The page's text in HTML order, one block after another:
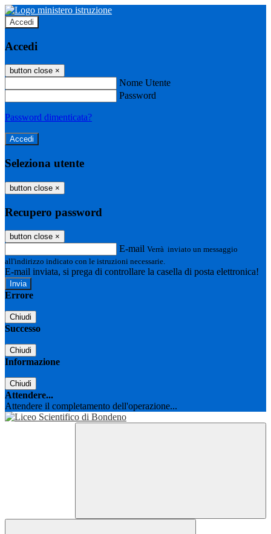
Accedi
Accedi
button close ×
Nome Utente
Password
Password dimenticata?
Seleziona utente
button close ×
Recupero password
button close ×
E-mail Verrà inviato un messaggio
all'indirizzo indicato con le istruzioni necessarie.
E-mail inviata, si prega di controllare la casella di posta elettronica!
Errore
Chiudi
Successo
Chiudi
Informazione
Chiudi
Attendere...
Attendere il completamento dell'operazione...